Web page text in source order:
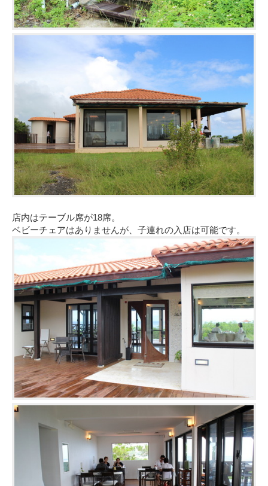
店内はテーブル席が18席。
ベビーチェアはありませんが、子連れの入店は可能です。